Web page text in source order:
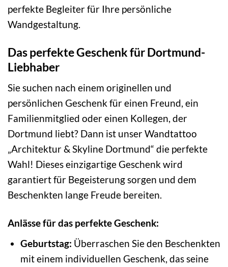
perfekte Begleiter für Ihre persönliche
Wandgestaltung.
Das perfekte Geschenk für Dortmund-
Liebhaber
Sie suchen nach einem originellen und
persönlichen Geschenk für einen Freund, ein
Familienmitglied oder einen Kollegen, der
Dortmund liebt? Dann ist unser Wandtattoo
„Architektur & Skyline Dortmund“ die perfekte
Wahl! Dieses einzigartige Geschenk wird
garantiert für Begeisterung sorgen und dem
Beschenkten lange Freude bereiten.
Anlässe für das perfekte Geschenk:
Geburtstag: Überraschen Sie den Beschenkten
mit einem individuellen Geschenk, das seine